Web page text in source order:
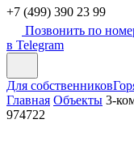
+7 (499) 390 23 99
Позвонить по
в Telegram
Для собственников
Главная Объекты 3-
974722